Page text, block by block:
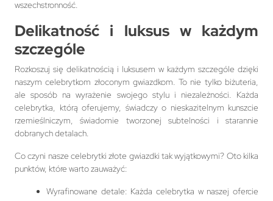
wszechstronność.
Delikatność i luksus w każdym
szczególe
Rozkoszuj się delikatnością i luksusem w każdym szczególe dzięki
naszym celebrytkom złoconym gwiazdkom. To nie tylko biżuteria,
ale sposób na wyrażenie swojego stylu i niezależności. Każda
celebrytka, którą oferujemy, świadczy o nieskazitelnym kunszcie
rzemieślniczym, świadomie tworzonej subtelności i starannie
dobranych detalach.
Co czyni nasze celebrytki złote gwiazdki tak wyjątkowymi? Oto kilka
punktów, które warto zauważyć:
Wyrafinowane detale: Każda celebrytka w naszej ofercie